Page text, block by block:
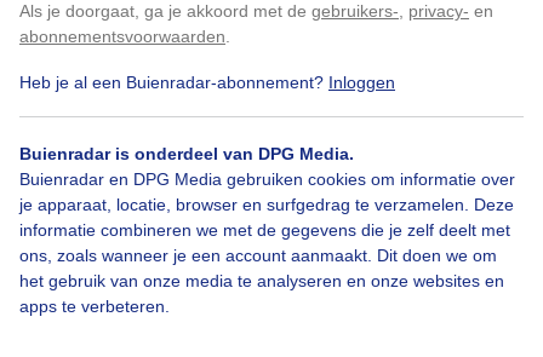
Als je doorgaat, ga je akkoord met de gebruikers- privacy- en
abonnementsvoorwaarden
Heb je al een Buienradar-abonnement? Inloggen
Buienradar is onderdeel van DPG Media.
Buienradar en DPG Media gebruiken cookies om informatie over
je apparaat, locatie, browser en surfgedrag te verzamelen. Deze
informatie combineren we met de gegevens die je zelf deelt met
ons, zoals wanneer je een account aanmaakt. Dit doen we om
het gebruik van onze media te analyseren en onze websites en
apps te verbeteren.
Buienlucht Wolken
Een moment geduld aub...
Klik hierom dit aan te passen